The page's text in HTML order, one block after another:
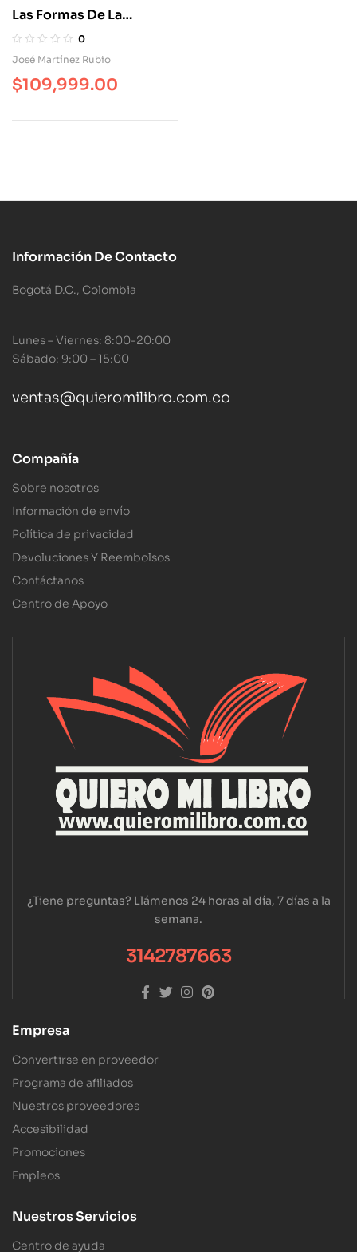
Las Formas De La
Verdad. Investigación
Docuficcion Y Memoria
0
José Martínez Rubio
$109,999.00
Información De Contacto
Bogotá D.C., Colombia
Lunes – Viernes: 8:00-20:00
Sábado: 9:00 – 15:00
ventas@quieromilibro.com.co
Compañía
Sobre nosotros
Información de envío
Política de privacidad
Devoluciones Y Reembolsos
Contáctanos
Centro de Apoyo
¿Tiene preguntas? Llámenos 24 horas al día, 7 días a la
semana.
3142787663
Empresa
Convertirse en proveedor
Programa de afiliados
Nuestros proveedores
Accesibilidad
Promociones
Empleos
Nuestros Servicios
Centro de ayuda